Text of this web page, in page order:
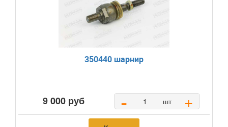
350440 шарнир
9 000 руб - шт +